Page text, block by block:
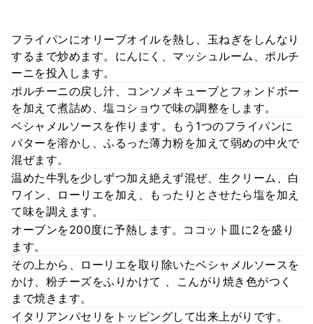
フライパンにオリーブオイルを熱し、玉ねぎをしんなり
するまで炒めます。にんにく、マッシュルーム、ポルチ
ーニを投入します。
ポルチーニの戻し汁、コンソメキューブとフォンドボー
を加えて煮詰め、塩コショウで味の調整をします。
ベシャメルソースを作ります。もう1つのフライパンに
バターを溶かし、ふるった薄力粉を加えて弱めの中火で
混ぜます。
温めた牛乳を少しずつ加え絶えず混ぜ、生クリーム、白
ワイン、ローリエを加え、もったりとさせたら塩を加え
て味を調えます。
オーブンを200度に予熱します。ココット皿に2を盛り
ます。
その上から、ローリエを取り除いたベシャメルソースを
かけ、粉チーズをふりかけて 、こんがり焼き色がつく
まで焼きます。
イタリアンパセリをトッピングして出来上がりです。